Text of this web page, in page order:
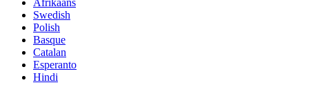
Afrikaans
Swedish
Polish
Basque
Catalan
Esperanto
Hindi